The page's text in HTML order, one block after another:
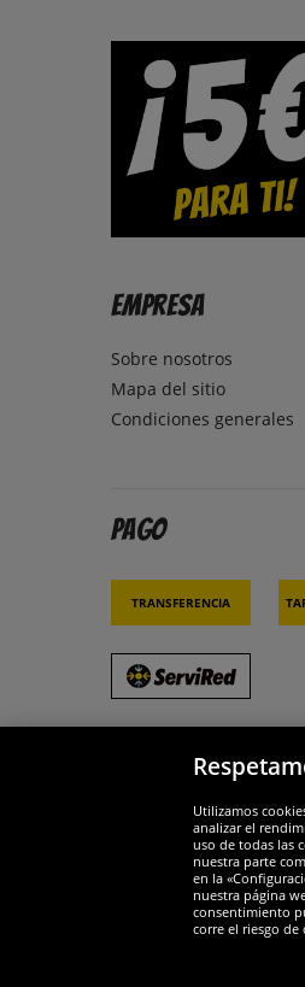
Empresa
Sobre nosotros
Mapa del sitio
Condiciones generales
Pago
Transferencia
Widerruf
Utilizamos
analizar el
uso de todas las
nuestra parte
en la
nuestra página
consentimiento
corre el riesgo